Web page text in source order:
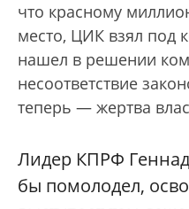
что красному
место, ЦИК взял под
нашел в решении
несоответствие
теперь — жертва
Лидер КПРФ
бы помолодел,